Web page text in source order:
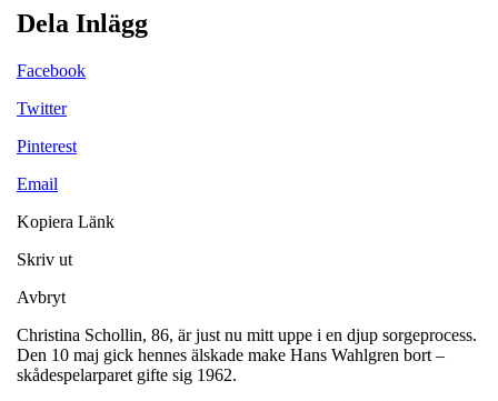
Dela Inlägg
Facebook
Twitter
Pinterest
Email
Kopiera Länk
Skriv ut
Avbryt
Christina Schollin, 86, är just nu mitt uppe i en djup sorgeprocess.
Den 10 maj gick hennes älskade make Hans Wahlgren bort –
skådespelarparet gifte sig 1962.